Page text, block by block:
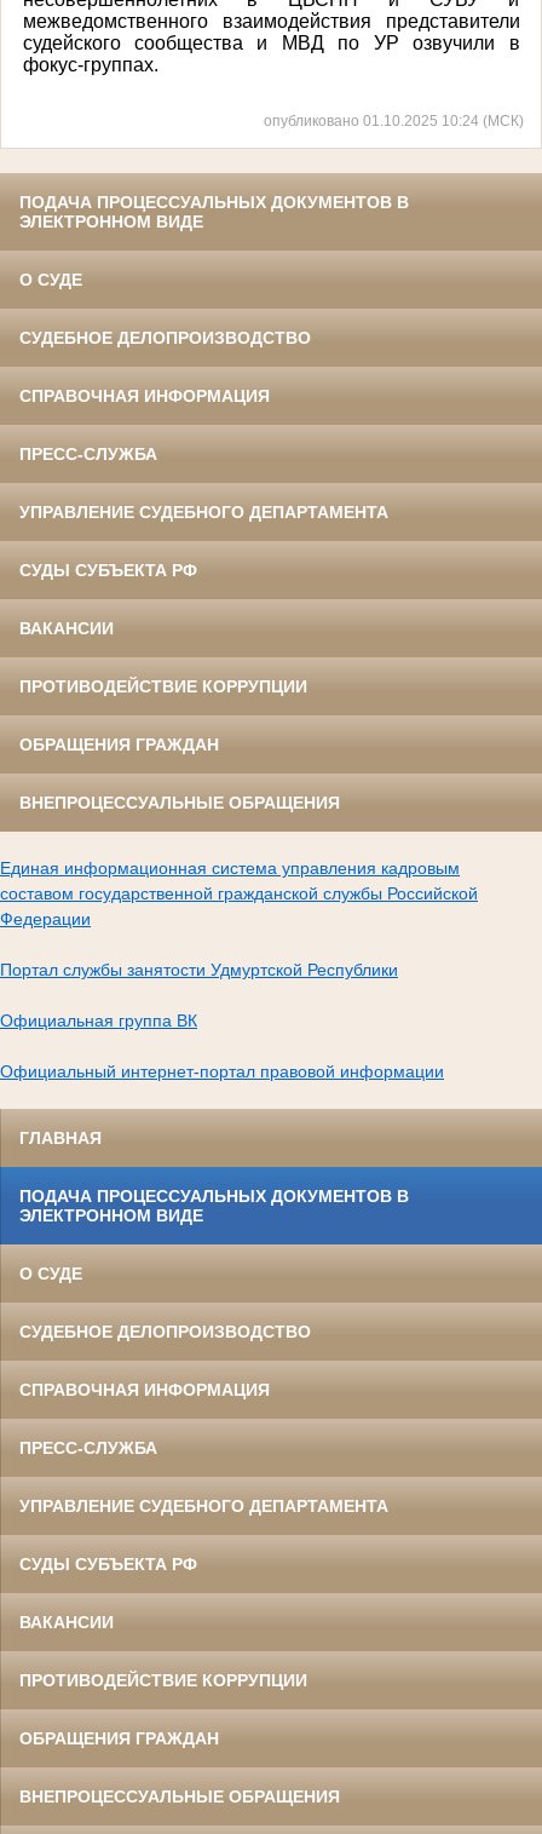
межведомственного взаимодействия представители
судейского сообщества и МВД по УР озвучили в
фокус-группах.
опубликовано 01.10.2025 10:24 (МСК)
ПОДАЧА ПРОЦЕССУАЛЬНЫХ ДОКУМЕНТОВ В
ЭЛЕКТРОННОМ ВИДЕ
О СУДЕ
СУДЕБНОЕ ДЕЛОПРОИЗВОДСТВО
СПРАВОЧНАЯ ИНФОРМАЦИЯ
ПРЕСС-СЛУЖБА
УПРАВЛЕНИЕ СУДЕБНОГО ДЕПАРТАМЕНТА
СУДЫ СУБЪЕКТА РФ
ВАКАНСИИ
ПРОТИВОДЕЙСТВИЕ КОРРУПЦИИ
ОБРАЩЕНИЯ ГРАЖДАН
ВНЕПРОЦЕССУАЛЬНЫЕ ОБРАЩЕНИЯ
Единая информационная система управления кадровым
составом государственной гражданской службы Российской
Федерации
Портал службы занятости Удмуртской Республики
Официальная группа ВК
Официальный интернет-портал правовой информации
ГЛАВНАЯ
ПОДАЧА ПРОЦЕССУАЛЬНЫХ ДОКУМЕНТОВ В
ЭЛЕКТРОННОМ ВИДЕ
О СУДЕ
СУДЕБНОЕ ДЕЛОПРОИЗВОДСТВО
СПРАВОЧНАЯ ИНФОРМАЦИЯ
ПРЕСС-СЛУЖБА
УПРАВЛЕНИЕ СУДЕБНОГО ДЕПАРТАМЕНТА
СУДЫ СУБЪЕКТА РФ
ВАКАНСИИ
ПРОТИВОДЕЙСТВИЕ КОРРУПЦИИ
ОБРАЩЕНИЯ ГРАЖДАН
ВНЕПРОЦЕССУАЛЬНЫЕ ОБРАЩЕНИЯ